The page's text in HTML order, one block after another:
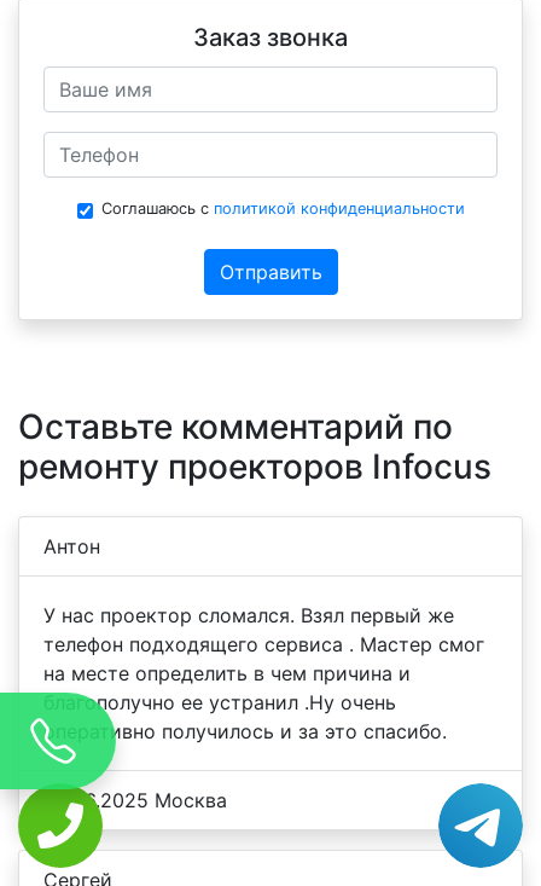
Заказ звонка
Соглашаюсь с политикой конфиденциальности
Отправить
Оставьте комментарий по
ремонту проекторов Infocus
Антон
У нас проектор сломался. Взял первый же
телефон подходящего сервиса . Мастер смог
на месте определить в чем причина и
благополучно ее устранил .Ну очень
оперативно получилось и за это спасибо.
23.06.2025 Москва
Сергей